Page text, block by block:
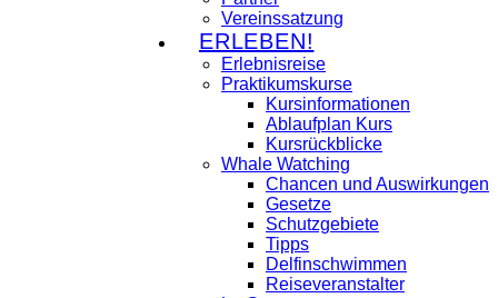
Vereinssatzung
ERLEBEN!
Erlebnisreise
Praktikumskurse
Kursinformationen
Ablaufplan Kurs
Kursrückblicke
Whale Watching
Chancen und Auswirkungen
Gesetze
Schutzgebiete
Tipps
Delfinschwimmen
Reiseveranstalter